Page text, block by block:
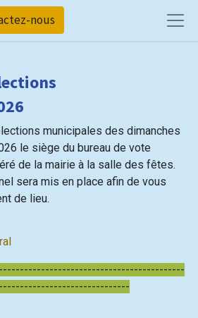
nous
municipales des dimanches
le siège du bureau de vote
de la mairie à la salle des fêtes.
sera mis en place afin de vous
de lieu.